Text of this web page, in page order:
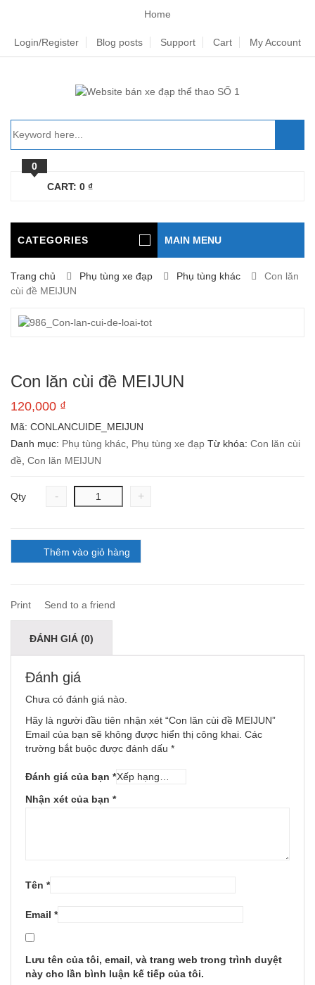
Home
Login/Register Blog posts Support Cart My Account
0
CART: 0 ₫
CATEGORIES MAIN MENU
Trang chủ Phụ tùng xe đạp Phụ tùng khác
Con lăn
cùi đề MEIJUN
Con lăn cùi đề MEIJUN
120,000 ₫
Mã: CONLANCUIDE_MEIJUN
Danh mục: Phụ tùng khác Phụ tùng xe đạp Từ khóa: Con lăn cùi
đề Con lăn MEIJUN
Qty - +
Thêm vào giỏ hàng
Print Send to a friend
ĐÁNH GIÁ (0)
Đánh giá
Chưa có đánh giá nào.
Hãy là người đầu tiên nhận xét “Con lăn cùi đề MEIJUN”
Email của bạn sẽ không được hiển thị công khai. Các
trường bắt buộc được đánh dấu *
Đánh giá của bạn *
Nhận xét của bạn *
Tên *
Email *
Lưu tên của tôi, email, và trang web trong trình duyệt
này cho lần bình luận kế tiếp của tôi.